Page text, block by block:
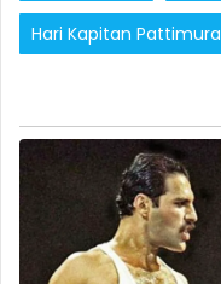
Hari Kapitan Pattimura